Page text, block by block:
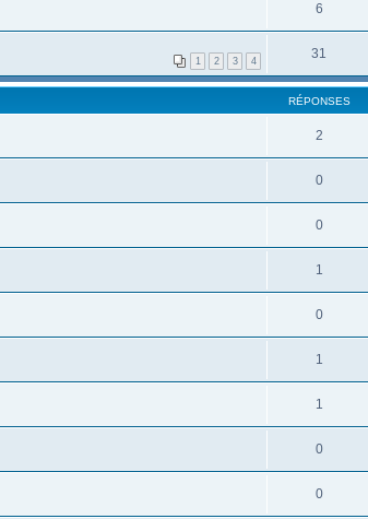
6
1 2 3 4 31
RÉPONSES
2
0
0
1
0
1
1
0
0